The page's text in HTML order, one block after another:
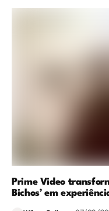
Prime Video
Bichos’ em